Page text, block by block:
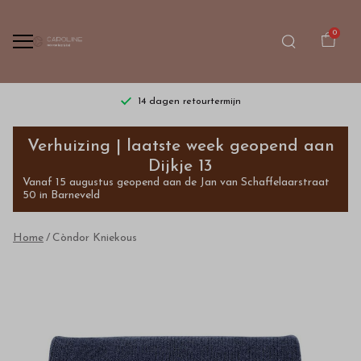
0
14 dagen retourtermijn
Còndor
Kniekous
Bestel
hoge
Verhuizing | laatste week geopend aan
Dijkje 13
Vanaf 15 augustus geopend aan de Jan van Schaffelaarstraat
50 in Barneveld
Home Còndor Kniekous